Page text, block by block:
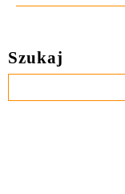
Szukaj